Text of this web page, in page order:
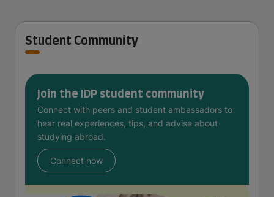
Student Community
Join the IDP student community
Connect with peers and student ambassadors to
hear real experiences, tips, and advise about
studying abroad.
Connect now